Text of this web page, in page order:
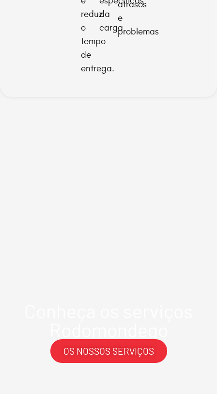
reduz
o
tempo
de
entrega.
da
carga
atrasos
e
problemas
OS NOSSOS SERVIÇOS